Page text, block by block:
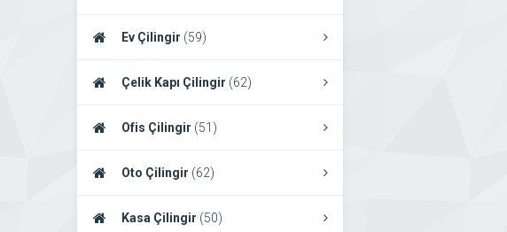
Ev Çilingir (59)
Çelik Kapı Çilingir (62)
Ofis Çilingir (51)
Oto Çilingir (62)
Kasa Çilingir (50)